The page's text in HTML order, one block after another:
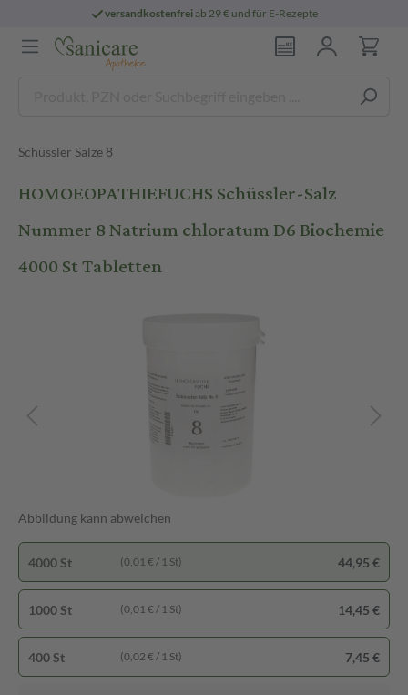
versandkostenfreiab 29 € und für E-Rezepte
Schüssler Salze 8
HOMOEOPATHIEFUCHS Schüssler-Salz
Nummer 8 Natrium chloratum D6 Biochemie
4000 St Tabletten
Abbildung kann abweichen
4000 St (0,01 € / 1 St) 44,95 €
1000 St (0,01 € / 1 St) 14,45 €
400 St (0,02 € / 1 St) 7,45 €